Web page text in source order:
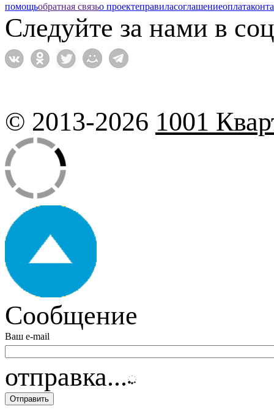
помощьобратная связьо проектеправиласоглашениеоплата
Следуйте за нами в
© 2013-2026 1001
Сообщение
Ваш e-mail
отправка...